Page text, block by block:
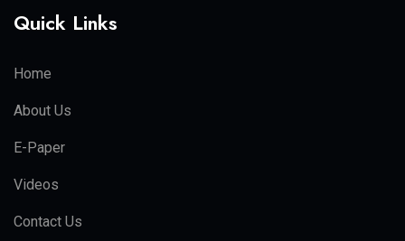
Quick Links
Home
About Us
E-Paper
Videos
Contact Us